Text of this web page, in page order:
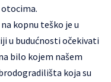
kopnu teško je u
u budućnosti očekivati
bilo kojem našem
koja su